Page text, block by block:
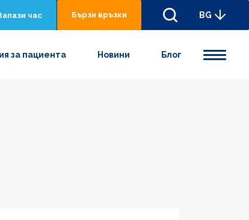
час Бързи връзки BG
за пациента Новини Блог